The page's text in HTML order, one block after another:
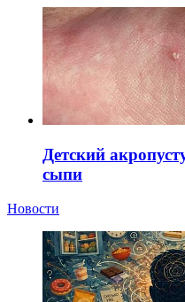
Детский
сыпи
Новости